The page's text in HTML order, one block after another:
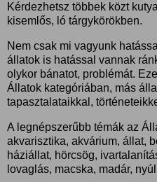
Kérdezhetsz többek közt
kisemlős, ló tárgykörökben.
Nem csak mi vagyunk
állatok is hatással vannak
olykor bánatot, problémát.
Állatok kategóriában, más
tapasztalataikkal,
A legnépszerűbb témák az
akvarisztika, akvárium, állat,
háziállat, hörcsög,
lovaglás, macska, madár,